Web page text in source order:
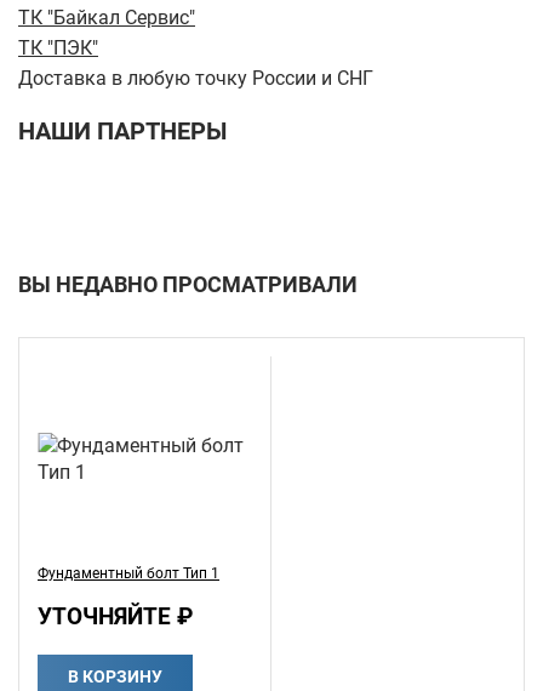
ТК "Байкал Сервис"
ТК "ПЭК"
Доставка в любую точку России и СНГ
НАШИ ПАРТНЕРЫ
ВЫ НЕДАВНО ПРОСМАТРИВАЛИ
Фундаментный болт Тип 1
УТОЧНЯЙТЕ ₽
В КОРЗИНУ